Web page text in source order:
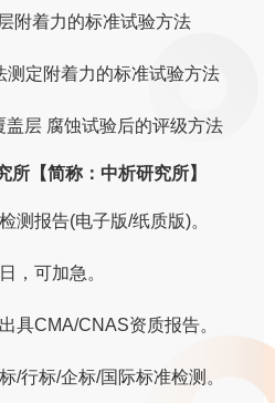
附着力的标准试验方法
测定附着力的标准试验方法
层 腐蚀试验后的评级方法
所【简称：中析研究所】
测报告(电子版/纸质版)。
，可加急。
具CMA/CNAS资质报告。
/行标/企标/国际标准检测。